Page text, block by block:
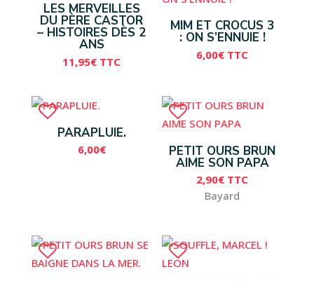
LES MERVEILLES
DU PÈRE CASTOR
– HISTOIRES DÈS 2
ANS
11,95€ TTC
MIM ET CROCUS 3
: ON S’ENNUIE !
6,00€ TTC
PARAPLUIE.
6,00€ PETIT OURS BRUN
AIME SON PAPA
2,90€ TTC
Bayard